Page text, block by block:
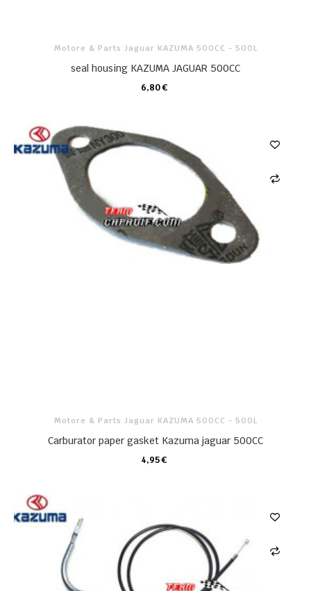
Motore & Parts Jaguar KAZUMA 500CC - 500L
seal housing KAZUMA JAGUAR 500CC
6,80 €
CARRELLO
Motore & Parts Jaguar KAZUMA 500CC - 500L
Carburator paper gasket Kazuma jaguar 500CC
4,95 €
CARRELLO